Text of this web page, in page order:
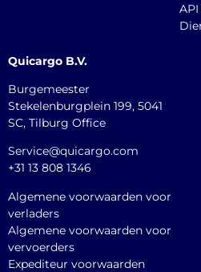
Quicargo B.V.
Burgemeester
Stekelenburgplein 199, 5041
SC, Tilburg Office
Service@quicargo.com
+31 13 808 1346
Algemene voorwaarden voor
verladers
Algemene voorwaarden voor
vervoerders
Expediteur voorwaarden